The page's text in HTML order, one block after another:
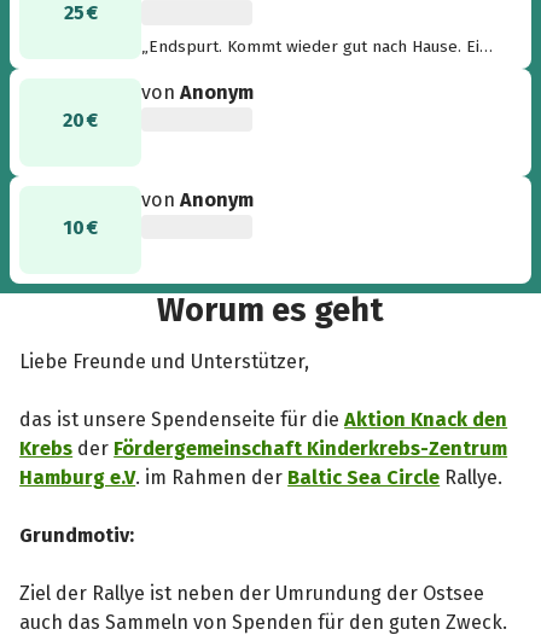
25 €
„Endspurt. Kommt wieder gut nach Hause. Eine
20 €
vonAnonym
10 €
vonAnonym
Worum es geht
Liebe Freunde und Unterstützer,
das ist unsere Spendenseite für dieAktion Knack den
Krebs der Fördergemeinschaft Kinderkrebs-Zentrum
Hamburg e.V. im Rahmen der Baltic Sea Circle Rallye.
Grundmotiv:
Ziel der Rallye ist neben der Umrundung der Ostsee
auch das Sammeln von Spenden für den guten Zweck.